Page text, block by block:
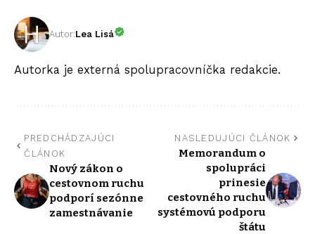
Autor:Lea Lisá
Autorka je externá spolupracovníčka redakcie.
PREDCHÁDZAJÚCI
ČLÁNOK
Nový zákon o
cestovnom ruchu
podporí sezónne
zamestnávanie
NASLEDUJÚCI ČLÁNOK
Memorandum o
spolupráci
prinesie
cestovného ruchu
systémovú podporu
štátu